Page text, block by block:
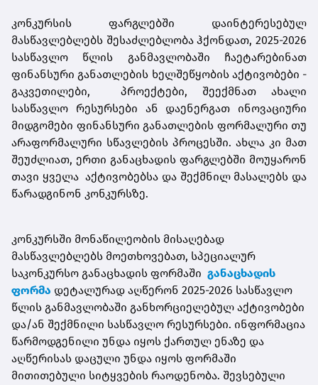
კონკურსის ფარგლებში დაინტერესებულ
მასწავლებლებს შესაძლებლობა ჰქონდათ, 2025-2026
სასწავლო წლის განმავლობაში ჩაეტარებინათ
ფინანსური განათლების ხელშეწყობის აქტივობები -
გაკვეთილები, პროექტები, შეექმნათ ახალი
სასწავლო რესურსები ან დაენერგათ ინოვაციური
მიდგომები ფინანსური განათლების ფორმალური თუ
არაფორმალური სწავლების პროცესში. ახლა კი მათ
შეუძლიათ, ერთი განაცხადის ფარგლებში მოუყარონ
თავი ყველა აქტივობებსა და შექმნილ მასალებს და
წარადგინონ კონკურსზე.
კონკურსში მონაწილეობის მისაღებად
მასწავლებლებს მოეთხოვებათ, სპეციალურ
საკონკურსო განაცხადის ფორმაში განაცხადის
ფორმა დეტალურად აღწერონ 2025-2026 სასწავლო
წლის განმავლობაში განხორციელებულ აქტივობები
და/ან შექმნილი სასწავლო რესურსები. ინფორმაცია
წარმოდგენილი უნდა იყოს ქართულ ენაზე და
აღწერისას დაცული უნდა იყოს ფორმაში
მითითებული სიტყვების რაოდენობა. შევსებული